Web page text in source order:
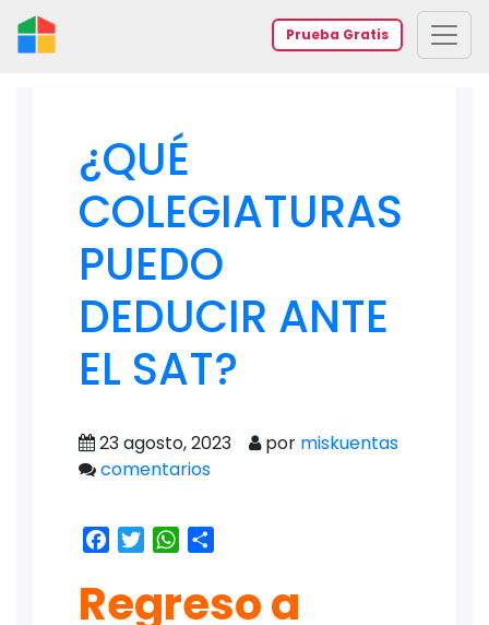
Prueba Gratis
¿QUÉ
COLEGIATURAS
PUEDO
DEDUCIR ANTE
EL SAT?
23 agosto, 2023 por miskuentas
comentarios
Facebook
TwitterWhatsApp
Regreso a